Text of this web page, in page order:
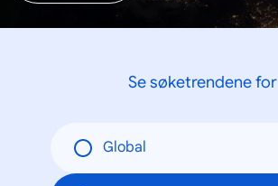
Se søketrendene for
Global